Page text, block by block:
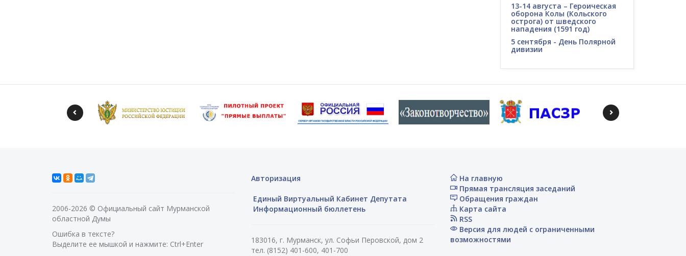
13-14 августа – Героическая
оборона Колы (Кольского
острога) от шведского
нападения (1591 год)
5 сентября - День Полярной
дивизии
2006-2026 © Официальный сайт Мурманской
областной Думы
Ошибка в тексте?
Выделите ее мышкой и нажмите: Ctrl+Enter
Авторизация
Единый Виртуальный Кабинет Депутата
Информационный бюллетень
183016, г. Мурманск, ул. Софьи Перовской, дом 2
тел. (8152) 401-600, 401-700
На главную
Прямая трансляция заседаний
Обращения граждан
Карта сайта
RSS
Версия для людей с ограниченными
возможностями